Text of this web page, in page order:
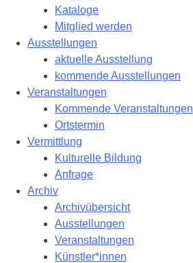
Kataloge
Mitglied werden
Ausstellungen
aktuelle Ausstellung
kommende Ausstellungen
Veranstaltungen
Kommende Veranstaltungen
Ortstermin
Vermittlung
Kulturelle Bildung
Anfrage
Archiv
Archivübersicht
Ausstellungen
Veranstaltungen
Künstler*innen